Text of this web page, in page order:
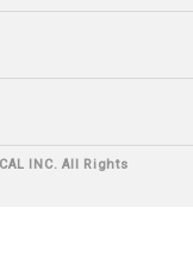
INC. All Rights